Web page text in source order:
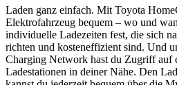
Laden ganz einfach. Mit Toyota
Elektrofahrzeug bequem – wo und
individuelle Ladezeiten fest, die sich
richten und kosteneffizient sind. Und
Charging Network hast du Zugriff auf
Ladestationen in deiner Nähe. Den